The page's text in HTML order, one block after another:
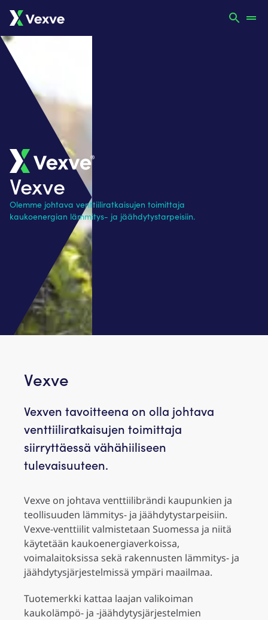
Vexve
Olemme johtava venttiiliratkaisujen toimittaja
kaukoenergian lämmitys- ja jäähdytystarpeisiin.
Vexve
Vexven tavoitteena on olla johtava
venttiiliratkaisujen toimittaja
siirryttäessä vähähiiliseen
tulevaisuuteen.
Vexve on johtava venttiilibrändi kaupunkien ja
teollisuuden lämmitys- ja jäähdytystarpeisiin.
Vexve-venttiilit valmistetaan Suomessa ja niitä
käytetään kaukoenergiaverkoissa,
voimalaitoksissa sekä rakennusten lämmitys- ja
jäähdytysjärjestelmissä ympäri maailmaa.
Tuotemerkki kattaa laajan valikoiman
kaukolämpö- ja -jäähdytysjärjestelmien